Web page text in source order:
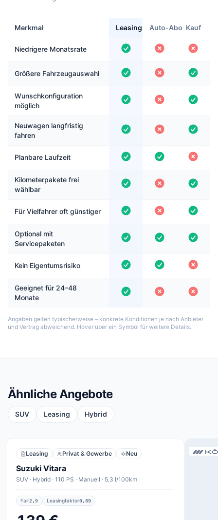
Merkmal Leasing Auto-Abo Kauf
Niedrigere Monatsrate
Größere Fahrzeugauswahl
Wunschkonfiguration
möglich
Neuwagen langfristig
fahren
Planbare Laufzeit
Kilometerpakete frei
wählbar
Für Vielfahrer oft günstiger
Optional mit
Servicepaketen
Kein Eigentumsrisiko
Geeignet für 24–48
Monate
Angaben gelten typischerweise – konkrete Konditionen je nach Anbieter
und Vertrag abweichend. Hover über ein Symbol für weitere Details.
Ähnliche Angebote
SUV Leasing Hybrid
Leasing Privat & Gewerbe Neu
Suzuki Vitara
SUV · Hybrid · 110 PS · Manuell · 5,3 l/100km
Fair2,9 Leasingfaktor0,89